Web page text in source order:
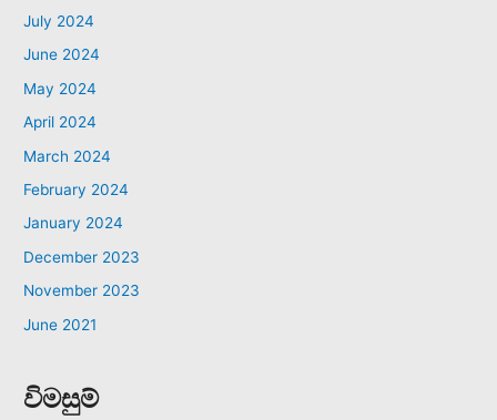
July 2024
June 2024
May 2024
April 2024
March 2024
February 2024
January 2024
December 2023
November 2023
June 2021
විමසුම්